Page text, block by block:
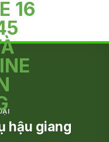
hậu giang